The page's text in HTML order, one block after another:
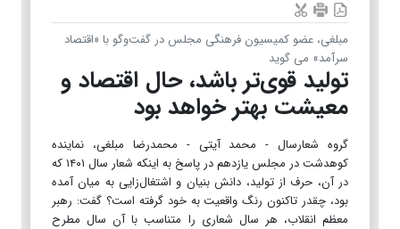
مبلغی، عضو کمیسیون فرهنگی مجلس در گفت‌وگو با «اقتصاد
سرآمد» می گوید
تولید قوی‌تر باشد، حال اقتصاد و
معیشت بهتر خواهد بود
گروه شعارسال - محمد آیتی - محمدرضا مبلغی، نماینده
کوهدشت در مجلس یازدهم در پاسخ به اینکه شعار سال ۱۴۰۱ که
در آن، حرف از تولید، دانش بنیان و اشتغا‌ل‌زایی به میان آمده
بود، چقدر تاکنون رنگ واقعیت به خود گرفته است؟ گفت: رهبر
معظم انقلاب، هر سال شعاری را متناسب با آن سال مطرح